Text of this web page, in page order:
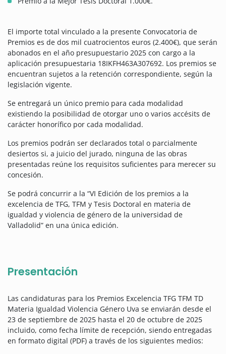
El importe total vinculado a la presente Convocatoria de
Premios es de dos mil cuatrocientos euros (2.400€), que serán
abonados en el año presupuestario 2025 con cargo a la
aplicación presupuestaria 18IKFH463A307692. Los premios se
encuentran sujetos a la retención correspondiente, según la
legislación vigente.
Se entregará un único premio para cada modalidad
existiendo la posibilidad de otorgar uno o varios accésits de
carácter honorífico por cada modalidad.
Los premios podrán ser declarados total o parcialmente
desiertos si, a juicio del jurado, ninguna de las obras
presentadas reúne los requisitos suficientes para merecer su
concesión.
Se podrá concurrir a la “VI Edición de los premios a la
excelencia de TFG, TFM y Tesis Doctoral en materia de
igualdad y violencia de género de la universidad de
Valladolid” en una única edición.
Presentación
Las candidaturas para los Premios Excelencia TFG TFM TD
Materia Igualdad Violencia Género Uva se enviarán desde el
23 de septiembre de 2025 hasta el 20 de octubre de 2025
incluido, como fecha límite de recepción, siendo entregadas
en formato digital (PDF) a través de los siguientes medios: